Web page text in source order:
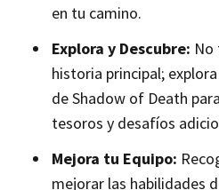
en tu camino.
Explora y Descubre: No
historia principal;
de Shadow of Death
tesoros y desafíos
Mejora tu Equipo:
mejorar las habilidades